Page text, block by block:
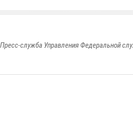
Пресс-служба Управления Федеральной